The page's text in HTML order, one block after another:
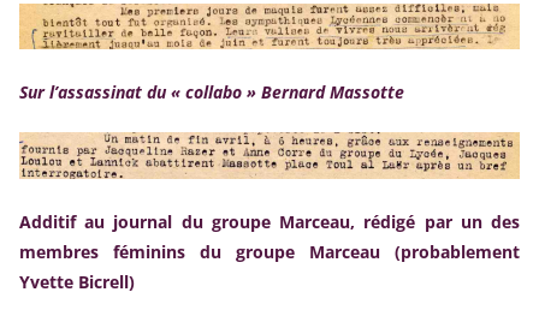
Sur l’assassinat du « collabo » Bernard Massotte
Additif au journal du groupe Marceau, rédigé par un des
membres féminins du groupe Marceau (probablement
Yvette Bicrell)